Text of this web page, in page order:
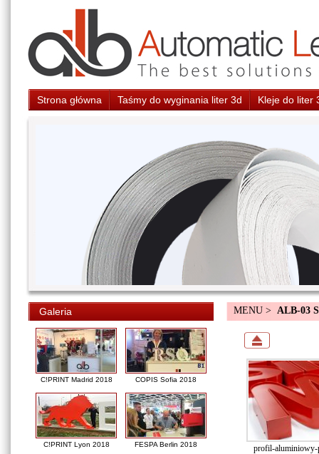
Strona główna Taśmy do wyginania liter 3d Kleje do liter
Galeria
C!PRINT Madrid 2018 COPIS Sofia 2018
C!PRINT Lyon 2018 FESPA Berlin 2018
MENU > ALB-03
profil-aluminiowy-